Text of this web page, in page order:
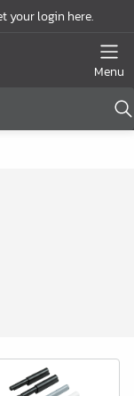
your login here.
Menu